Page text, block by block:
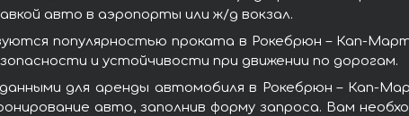
авто в аэропорты или ж/д вокзал.
популярностью проката в Рокебрюн – Кап-
и устойчивости при движении по дорогам.
для аренды автомобиля в Рокебрюн – Кап-
авто, заполнив форму запроса. Вам